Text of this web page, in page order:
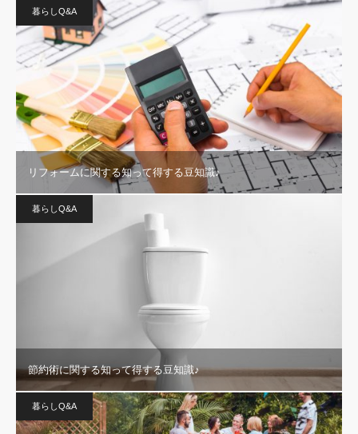
暮らしQ&A
リフォームに関する知って得する豆知識♪
暮らしQ&A
節約術に関する知って得する豆知識♪
暮らしQ&A